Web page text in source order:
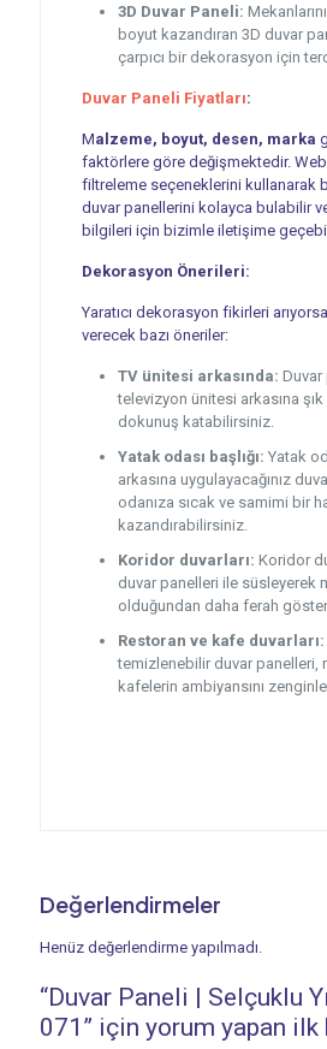
3D Duvar Paneli:
boyut kazandıran 3D duvar
çarpıcı bir dekorasyon için
Duvar Paneli Fiyatları:
Malzeme, boyut, desen, marka
faktörlere göre değişmektedir.
filtreleme seçeneklerini kullanarak
duvar panellerini kolayca bulabilir
bilgileri için bizimle iletişime
Dekorasyon Önerileri:
Yaratıcı dekorasyon fikirleri
verecek bazı öneriler:
TV ünitesi arkasında: Duvar
televizyon ünitesi arkasına
dokunuş katabilirsiniz.
Yatak odası başlığı: Yatak
arkasına uygulayacağınız
odanıza sıcak ve samimi bir
kazandırabilirsiniz.
Koridor duvarları: Koridor
duvar panelleri ile süsleyerek
olduğundan daha ferah
Restoran ve kafe duvarları:
temizlenebilir duvar panelleri,
kafelerin ambiyansını
Değerlendirmeler
Henüz değerlendirme yapılmadı.
“Duvar Paneli | Selçuklu
071” için yorum yapan